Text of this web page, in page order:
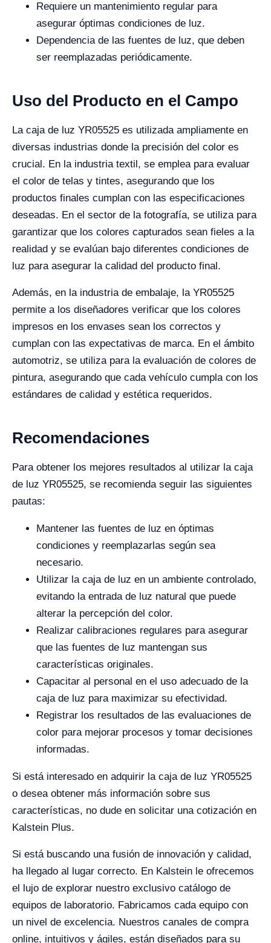
Requiere un mantenimiento regular para
asegurar óptimas condiciones de luz.
Dependencia de las fuentes de luz, que deben
ser reemplazadas periódicamente.
Uso del Producto en el Campo
La caja de luz YR05525 es utilizada ampliamente en
diversas industrias donde la precisión del color es
crucial. En la industria textil, se emplea para evaluar
el color de telas y tintes, asegurando que los
productos finales cumplan con las especificaciones
deseadas. En el sector de la fotografía, se utiliza para
garantizar que los colores capturados sean fieles a la
realidad y se evalúan bajo diferentes condiciones de
luz para asegurar la calidad del producto final.
Además, en la industria de embalaje, la YR05525
permite a los diseñadores verificar que los colores
impresos en los envases sean los correctos y
cumplan con las expectativas de marca. En el ámbito
automotriz, se utiliza para la evaluación de colores de
pintura, asegurando que cada vehículo cumpla con los
estándares de calidad y estética requeridos.
Recomendaciones
Para obtener los mejores resultados al utilizar la caja
de luz YR05525, se recomienda seguir las siguientes
pautas:
Mantener las fuentes de luz en óptimas
condiciones y reemplazarlas según sea
necesario.
Utilizar la caja de luz en un ambiente controlado,
evitando la entrada de luz natural que puede
alterar la percepción del color.
Realizar calibraciones regulares para asegurar
que las fuentes de luz mantengan sus
características originales.
Capacitar al personal en el uso adecuado de la
caja de luz para maximizar su efectividad.
Registrar los resultados de las evaluaciones de
color para mejorar procesos y tomar decisiones
informadas.
Si está interesado en adquirir la caja de luz YR05525
o desea obtener más información sobre sus
características, no dude en solicitar una cotización en
Kalstein Plus.
Si está buscando una fusión de innovación y calidad,
ha llegado al lugar correcto. En Kalstein le ofrecemos
el lujo de explorar nuestro exclusivo catálogo de
equipos de laboratorio. Fabricamos cada equipo con
un nivel de excelencia. Nuestros canales de compra
online, intuitivos y ágiles, están diseñados para su